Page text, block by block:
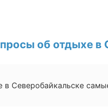
об отдыхе в
в Северобайкальске